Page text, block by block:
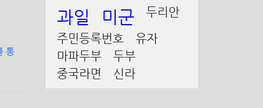
통
과일
미군
두리안
주민등록번호
유자
마파두부
두부
중국라면
신라